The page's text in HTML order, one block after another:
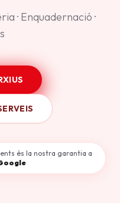
· Enquadernació ·
és la nostra garantia a